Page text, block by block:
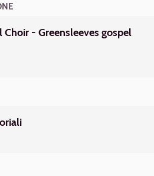
Choir - Greensleeves gospel